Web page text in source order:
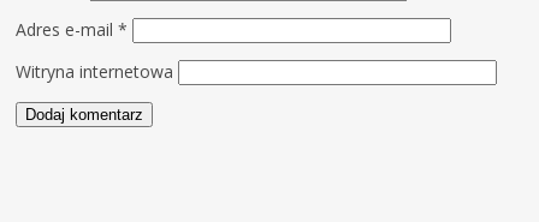
Adres e-mail*
Witryna internetowa